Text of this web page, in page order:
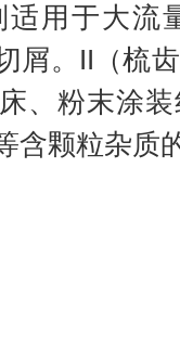
用于大流
屑。II（梳
、粉末涂
含颗粒杂质